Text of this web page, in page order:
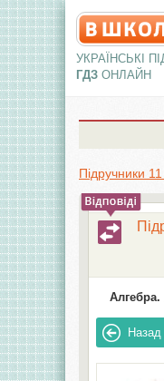
УКРАЇНСЬКІ
ГДЗ ОНЛАЙН
Підручники
Алгебра.
Назад